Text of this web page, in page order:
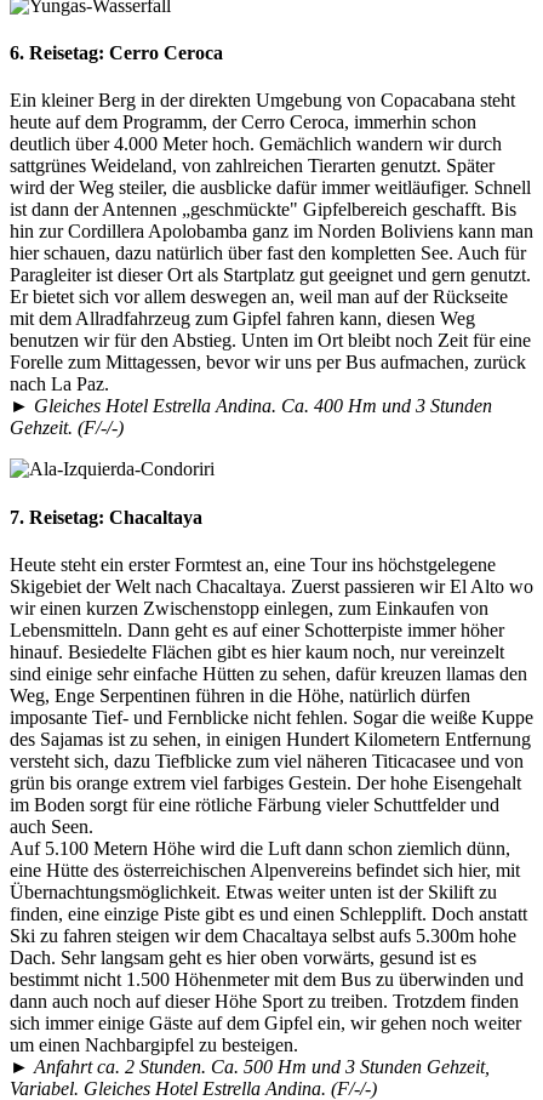
6. Reisetag: Cerro Ceroca
Ein kleiner Berg in der direkten Umgebung von Copacabana steht
heute auf dem Programm, der Cerro Ceroca, immerhin schon
deutlich über 4.000 Meter hoch. Gemächlich wandern wir durch
sattgrünes Weideland, von zahlreichen Tierarten genutzt. Später
wird der Weg steiler, die ausblicke dafür immer weitläufiger. Schnell
ist dann der Antennen „geschmückte" Gipfelbereich geschafft. Bis
hin zur Cordillera Apolobamba ganz im Norden Boliviens kann man
hier schauen, dazu natürlich über fast den kompletten See. Auch für
Paragleiter ist dieser Ort als Startplatz gut geeignet und gern genutzt.
Er bietet sich vor allem deswegen an, weil man auf der Rückseite
mit dem Allradfahrzeug zum Gipfel fahren kann, diesen Weg
benutzen wir für den Abstieg. Unten im Ort bleibt noch Zeit für eine
Forelle zum Mittagessen, bevor wir uns per Bus aufmachen, zurück
nach La Paz.
► Gleiches Hotel Estrella Andina. Ca. 400 Hm und 3 Stunden
Gehzeit. (F/-/-)
7. Reisetag: Chacaltaya
Heute steht ein erster Formtest an, eine Tour ins höchstgelegene
Skigebiet der Welt nach Chacaltaya. Zuerst passieren wir El Alto wo
wir einen kurzen Zwischenstopp einlegen, zum Einkaufen von
Lebensmitteln. Dann geht es auf einer Schotterpiste immer höher
hinauf. Besiedelte Flächen gibt es hier kaum noch, nur vereinzelt
sind einige sehr einfache Hütten zu sehen, dafür kreuzen llamas den
Weg, Enge Serpentinen führen in die Höhe, natürlich dürfen
imposante Tief- und Fernblicke nicht fehlen. Sogar die weiße Kuppe
des Sajamas ist zu sehen, in einigen Hundert Kilometern Entfernung
versteht sich, dazu Tiefblicke zum viel näheren Titicacasee und von
grün bis orange extrem viel farbiges Gestein. Der hohe Eisengehalt
im Boden sorgt für eine rötliche Färbung vieler Schuttfelder und
auch Seen.
Auf 5.100 Metern Höhe wird die Luft dann schon ziemlich dünn,
eine Hütte des österreichischen Alpenvereins befindet sich hier, mit
Übernachtungsmöglichkeit. Etwas weiter unten ist der Skilift zu
finden, eine einzige Piste gibt es und einen Schlepplift. Doch anstatt
Ski zu fahren steigen wir dem Chacaltaya selbst aufs 5.300m hohe
Dach. Sehr langsam geht es hier oben vorwärts, gesund ist es
bestimmt nicht 1.500 Höhenmeter mit dem Bus zu überwinden und
dann auch noch auf dieser Höhe Sport zu treiben. Trotzdem finden
sich immer einige Gäste auf dem Gipfel ein, wir gehen noch weiter
um einen Nachbargipfel zu besteigen.
► Anfahrt ca. 2 Stunden. Ca. 500 Hm und 3 Stunden Gehzeit,
Variabel. Gleiches Hotel Estrella Andina. (F/-/-)